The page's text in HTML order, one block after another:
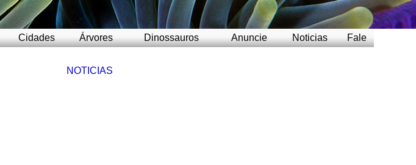
Cidades Árvores Dinossauros Anuncie Noticias Fale
NOTICIAS